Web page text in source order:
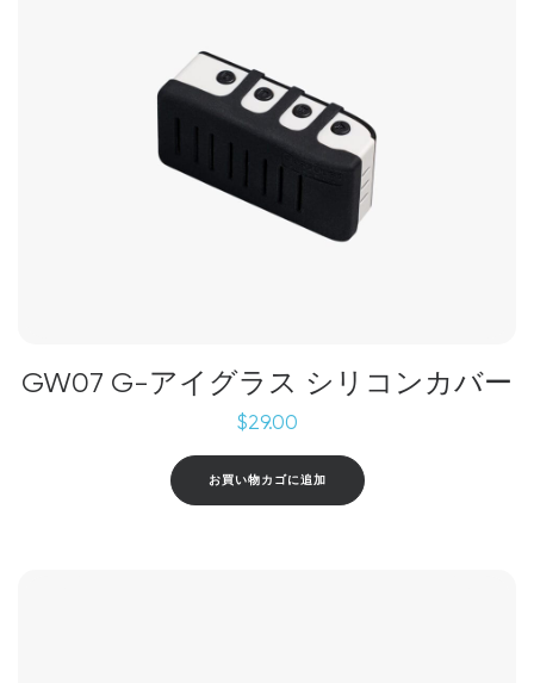
GW07 G-アイグラス シリコンカバー
$29.00
お買い物カゴに追加